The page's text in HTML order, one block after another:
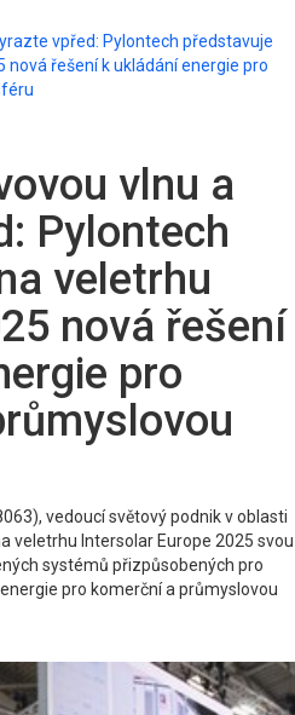
vpřed: Pylontech představuje
nová řešení k ukládání energie pro
vlnu a
Pylontech
veletrhu
nová řešení
pro
vedoucí světový podnik v oblasti
veletrhu Intersolar Europe 2025 svou
systémů přizpůsobených pro
pro komerční a průmyslovou